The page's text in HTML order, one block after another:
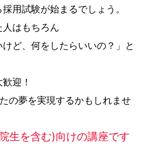
用試験が始まるでしょう。
はもちろん
けど、何をしたらいいの？」と
迎！
の夢を実現するかもしれませ
生を含む)向けの講座です